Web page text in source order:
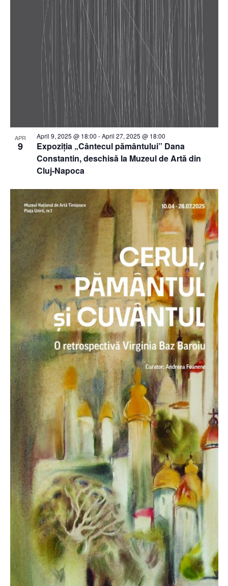
APR
9
Expoziția „Cântecul pământului” Dana
Constantin, deschisă la Muzeul de Artă din
Cluj-Napoca
April 9, 2025 @ 18:00 -April 27, 2025 @ 18:00